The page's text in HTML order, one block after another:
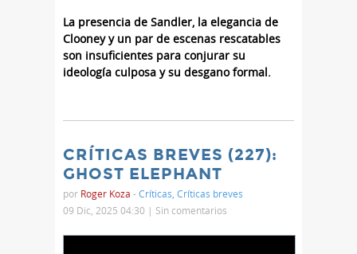
La presencia de Sandler, la elegancia de
Clooney y un par de escenas rescatables
son insuficientes para conjurar su
ideología culposa y su desgano formal.
CRÍTICAS BREVES (227):
GHOST ELEPHANT
por Roger Koza -Críticas, Críticas breves
09 Dic, 2025 04:30 | Sin comentarios